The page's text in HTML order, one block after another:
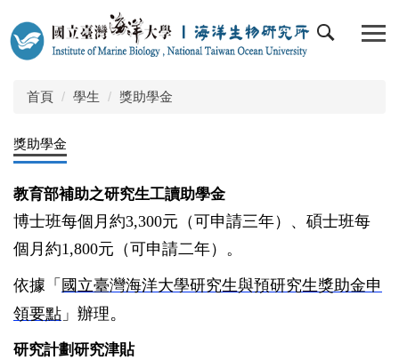
到
主
首頁 學生 獎助學金
獎助學金
教育部補助之研究生工讀助學金
博士班每個月約3,300元（可申請三年）、碩士班每
個月約1,800元（可申請二年）。
依據「 國立臺灣海洋大學研究生與預研究生獎助金申
領要點 」辦理。
研究計劃研究津貼